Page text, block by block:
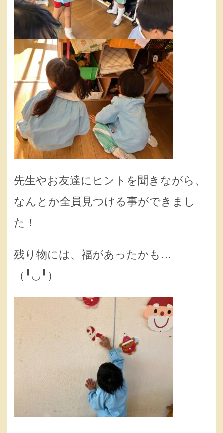
先生やお友達にヒントを聞きながら、
なんとか全員見つける事ができまし
た！
残り物には、福があったかも…
（╹◡╹）